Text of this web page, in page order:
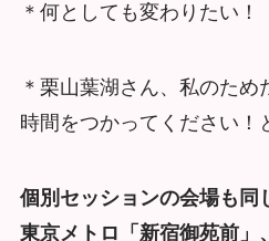
＊何としても変わりたい！
＊栗山葉湖さん、私のため
時間をつかってください！
個別セッションの会場も同
東京メトロ「新宿御苑前」、